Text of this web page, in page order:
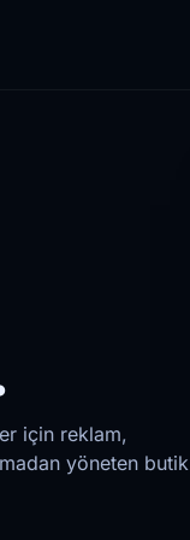
için reklam,
yöneten butik